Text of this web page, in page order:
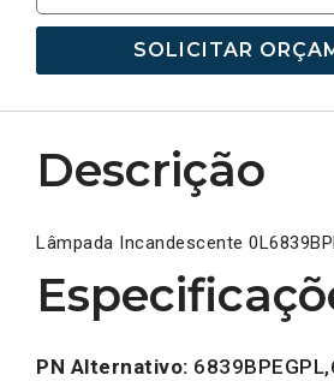
SOLICITAR
Descrição
Lâmpada Incandescente
PN Alternativo: